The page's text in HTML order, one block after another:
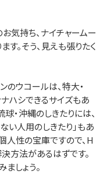
気持ち、ナイチャームー
。そう、見えも張りたく
のウコールは、特大・
ナハシできるサイズもあ
・沖縄のしきたりには、
い人用のしきたり」もあ
人性の宝庫ですので、H
方法があるはずです。
しょう。